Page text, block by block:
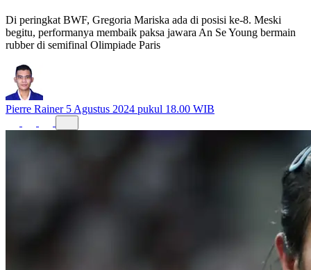
Di peringkat BWF, Gregoria Mariska ada di posisi ke-8. Meski
begitu, performanya membaik paksa jawara An Se Young bermain
rubber di semifinal Olimpiade Paris
Pierre Rainer 5 Agustus 2024 pukul 18.00 WIB